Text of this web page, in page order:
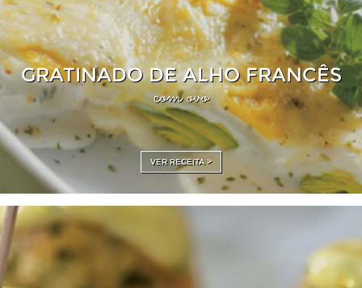
GRATINADO DE ALHO FRANCÊS
com ovo
VER RECEITA >